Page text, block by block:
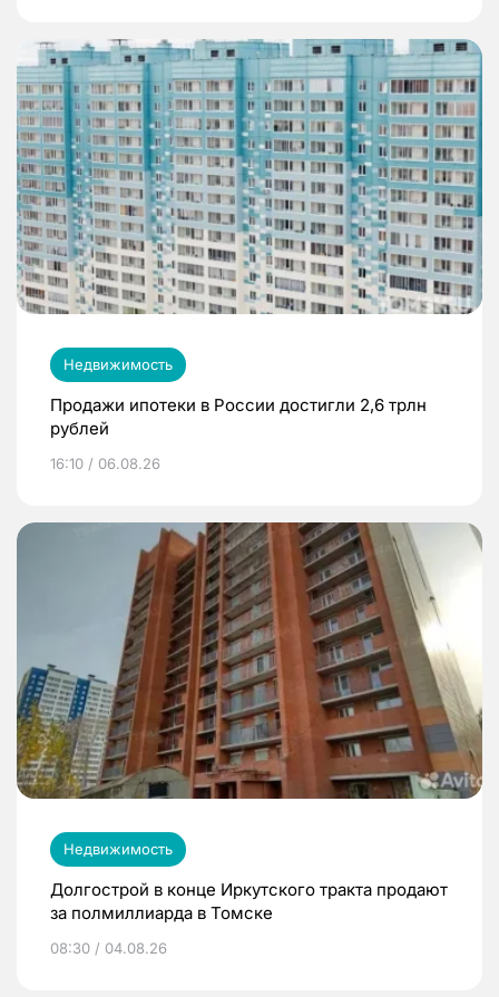
Недвижимость
Продажи ипотеки в России достигли 2,6 трлн
рублей
16:10 / 06.08.26
Недвижимость
Долгострой в конце Иркутского тракта продают
за полмиллиарда в Томске
08:30 / 04.08.26